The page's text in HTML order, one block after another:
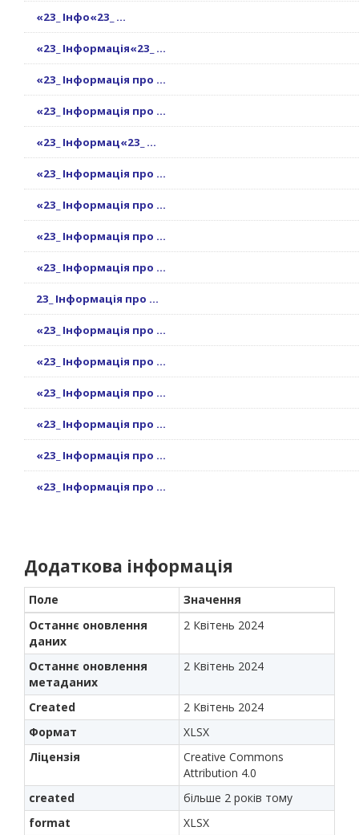
«23_ Інфо«23_ ...
«23_ Інформація«23_ ...
«23_ Інформація про ...
«23_ Інформація про ...
«23_ Інформац«23_ ...
«23_ Інформація про ...
«23_ Інформація про ...
«23_ Інформація про ...
«23_ Інформація про ...
23_ Інформація про ...
«23_ Інформація про ...
«23_ Інформація про ...
«23_ Інформація про ...
«23_ Інформація про ...
«23_ Інформація про ...
«23_ Інформація про ...
Додаткова інформація
Поле
Значення
Останнє оновлення
даних
2 Квітень 2024
Останнє оновлення
метаданих
2 Квітень 2024
Created
2 Квітень 2024
Формат
XLSX
Ліцензія
Creative Commons
Attribution 4.0
created
більше 2 років тому
format
XLSX